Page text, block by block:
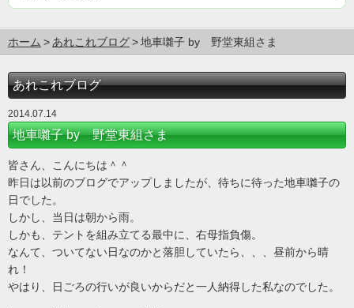
ホーム あれこれブログ 地車囃子 by 野堂東組さま
あれこれブログ
2014.07.14
地車囃子 by 野堂東組さま
皆さん、こんにちは＾＾
昨日は以前のブログでアップしましたが、待ちに待った地車囃子の
日でした。
しかし、当日は朝から雨。
しかも、テントを組み立てる最中に、右母指負傷。
なんて、ついてない日なのかと落胆していたら、、、昼前から晴
れ！
やはり、日ごろの行いが良いからだと一人納得した私なのでした。